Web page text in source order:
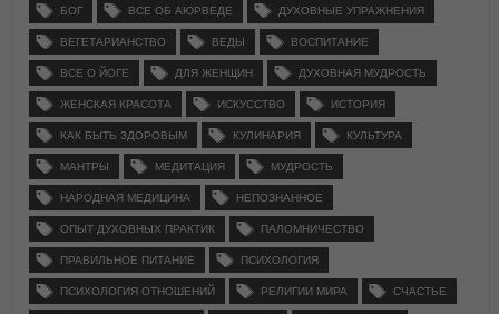
БОГ ВСЕ ОБ АЮРВЕДЕ ДУХОВНЫЕ УПРАЖНЕНИЯ
ВЕГЕТАРИАНСТВО ВЕДЫ ВОСПИТАНИЕ
ВСЕ О ЙОГЕ ДЛЯ ЖЕНЩИН ДУХОВНАЯ МУДРОСТЬ
ЖЕНСКАЯ КРАСОТА ИСКУССТВО ИСТОРИЯ
КАК БЫТЬ ЗДОРОВЫМ КУЛИНАРИЯ КУЛЬТУРА
МАНТРЫ МЕДИТАЦИЯ МУДРОСТЬ
НАРОДНАЯ МЕДИЦИНА НЕПОЗНАННОЕ
ОПЫТ ДУХОВНЫХ ПРАКТИК ПАЛОМНИЧЕСТВО
ПРАВИЛЬНОЕ ПИТАНИЕ ПСИХОЛОГИЯ
ПСИХОЛОГИЯ ОТНОШЕНИЙ РЕЛИГИИ МИРА СЧАСТЬЕ